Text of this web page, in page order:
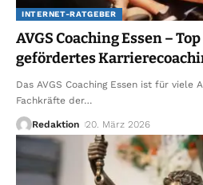
INTERNET-RATGEBER
AVGS Coaching Essen –
gefördertes
Das AVGS Coaching Essen ist für viele
Fachkräfte der…
Redaktion 20. März 2026